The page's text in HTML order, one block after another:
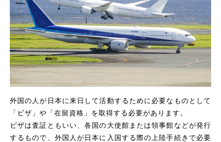
外国の人が日本に来日して活動するために必要なものとして
「ビザ」や「在留資格」を取得する必要があります。
ビザは査証ともいい、各国の大使館または領事館などが発行
するもので、外国人が日本に入国する際の上陸手続きで必要